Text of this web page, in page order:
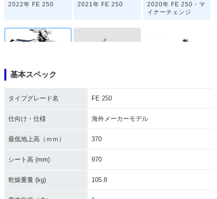
2022年 FE 250 2021年 FE 250
2020年 FE 250・マ
イナーチェンジ
2014年 FE 250・新
基本スペック
タイプグレード名 FE 250
仕向け・仕様 海外メーカーモデル
最低地上高（ｍｍ） 370
シート高 (mm) 970
乾燥重量 (kg) 105.8